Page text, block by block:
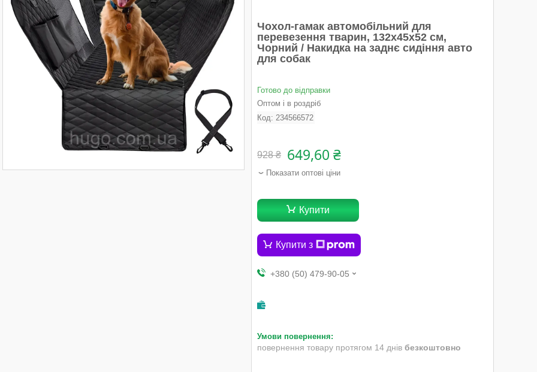
Чохол-гамак автомобільний для
перевезення тварин, 132х45х52 см,
Чорний / Накидка на заднє сидіння авто
для собак
Готово до відправки
Оптом і в роздріб
Код: 234566572
928 ₴ 649,60 ₴
Показати оптові ціни
Купити
Купити з
+380 (50) 479-90-05
повернення товару протягом 14 днів безкоштовно